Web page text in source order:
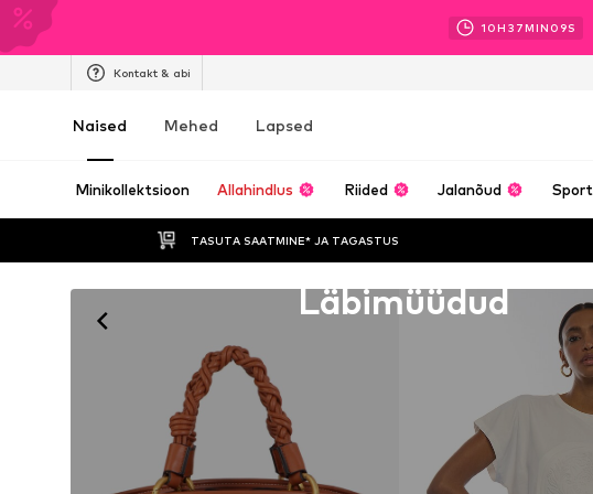
10H 37MIN 07S
Kontakt & abi
Naised Mehed Lapsed
Minikollektsioon Allahindlus Riided Jalanõud Sport
TASUTA SAATMINE* JA TAGASTUS
Läbimüüdud